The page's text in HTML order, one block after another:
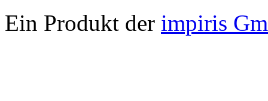
Ein Produkt der impiris